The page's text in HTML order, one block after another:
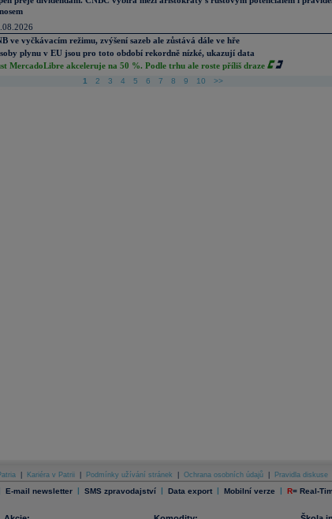
ve vyčkávacím režimu, zvýšení sazeb ale zůstává dále ve hře
plynu v EU jsou pro toto období rekordně nízké, ukazují data
MercadoLibre akceleruje na 50 %. Podle trhu ale roste příliš draze
1 2 3 4 5 6 7 8 9 10 >>
Kariéra v Patrii Podmínky užívání stránek Ochrana osobních údajů Pravidla diskuse
E-mail newsletter | SMS zpravodajství | Data export | Mobilní verze | R= Real-